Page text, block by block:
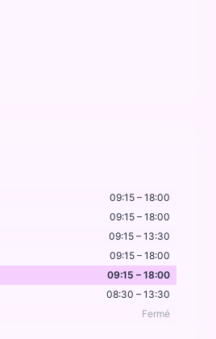
09:15 – 18:00
09:15 – 18:00
09:15 – 13:30
09:15 – 18:00
09:15 – 18:00
08:30 – 13:30
Fermé